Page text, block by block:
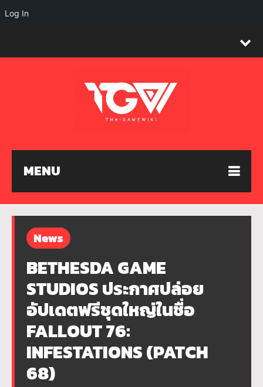
MENU
News
BETHESDA GAME
STUDIOS ประกาศปล่อย
อัปเดตฟรีชุดใหญ่ในชื่อ
FALLOUT 76:
INFESTATIONS (PATCH
68)
Log In